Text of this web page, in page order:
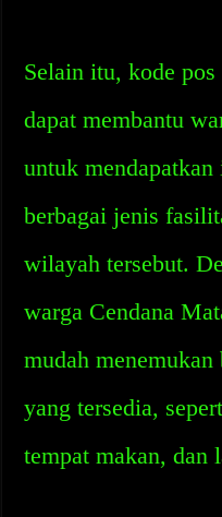
Selain itu, kode
dapat membantu
untuk
berbagai jenis
wilayah tersebut.
warga Cendana
mudah
yang tersedia,
tempat makan, dan